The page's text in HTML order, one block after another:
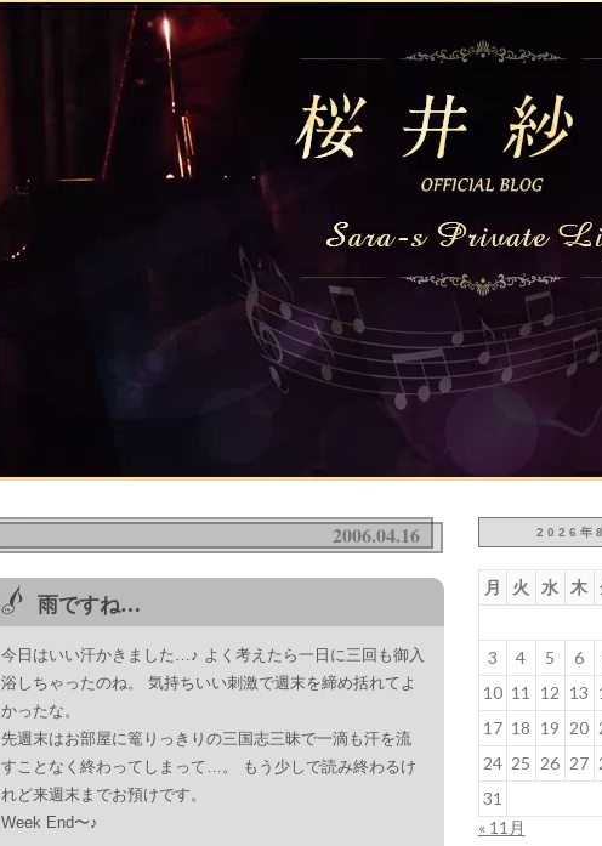
2006.04.16
雨ですね…
今日はいい汗かきました…♪ よく考えたら一日に三回も御入
浴しちゃったのね。 気持ちいい刺激で週末を締め括れてよ
かったな。
先週末はお部屋に篭りっきりの三国志三昧で一滴も汗を流
すことなく終わってしまって…。 もう少しで読み終わるけ
れど来週末までお預けです。
Week End〜♪
2026年8
月 火 水 木
3
4 5 6
10 11 12 13
17 18 19 20
24 25 26 27
31
« 11月